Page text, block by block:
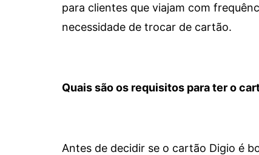
para clientes que viajam com
necessidade de trocar de cartão.
Quais são os requisitos para ter o
Antes de decidir se o cartão Digio é